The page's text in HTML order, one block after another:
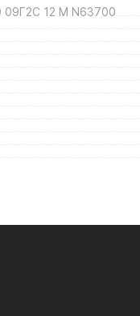
12 М N63700